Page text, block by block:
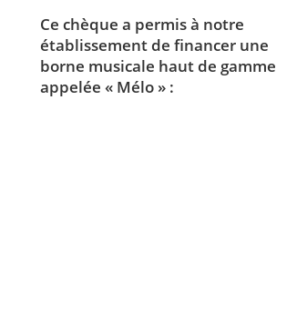
Ce chèque a permis à notre
établissement de financer une
borne musicale haut de gamme
appelée « Mélo » :